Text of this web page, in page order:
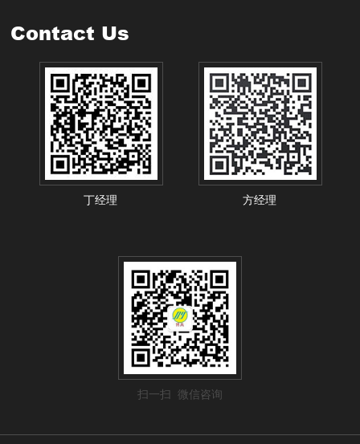
Contact Us
丁经理 方经理
扫一扫 微信咨询